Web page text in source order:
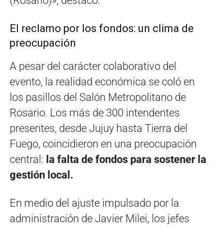
El reclamo por los fondos: un clima de
preocupación
A pesar del carácter colaborativo del
evento, la realidad económica se coló en
los pasillos del Salón Metropolitano de
Rosario. Los más de 300 intendentes
presentes, desde Jujuy hasta Tierra del
Fuego, coincidieron en una preocupación
central: la falta de fondos para sostener la
gestión local.
En medio del ajuste impulsado por la
administración de Javier Milei, los jefes